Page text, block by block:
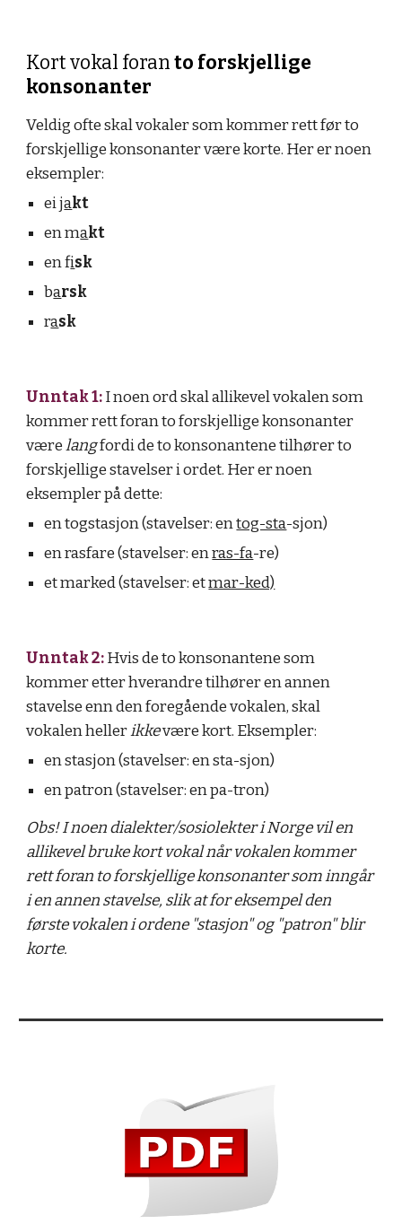
Kort vokal foran to forskjellige
konsonanter
Veldig ofte skal vokaler som kommer rett før to
forskjellige konsonanter være korte. Her er noen
eksempler:
ei jakt
en makt
en fisk
barsk
rask
Unntak 1: I noen ord skal allikevel vokalen som
kommer rett foran to forskjellige konsonanter
være lang fordi de to konsonantene tilhører to
forskjellige stavelser i ordet. Her er noen
eksempler på dette:
en togstasjon (stavelser: en tog-sta-sjon)
en rasfare (stavelser: en ras-fa-re)
et marked (stavelser: et mar-ked)
Unntak 2:Hvis de to konsonantene som
kommer etter hverandre tilhører en annen
stavelse enn den foregående vokalen, skal
vokalen heller ikke være kort. Eksempler:
en stasjon (stavelser: en sta-sjon)
en patron (stavelser: en pa-tron)
Obs! I noen dialekter/sosiolekter i Norge vil en
allikevel bruke kort vokal når vokalen kommer
rett foran to forskjellige konsonanter som inngår
i en annen stavelse, slik at for eksempel den
første vokalen i ordene "stasjon" og "patron" blir
korte.